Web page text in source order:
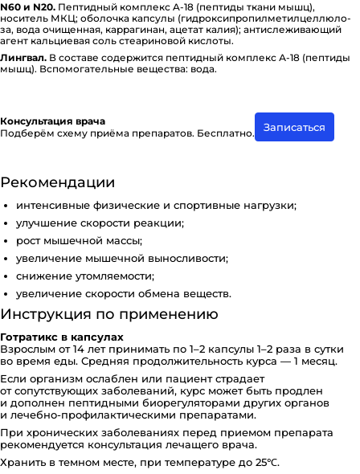
N60 и N20. Пептидный комплекс A-18 (пептиды ткани мышц),
носитель МКЦ; оболочка капсулы (ги­д­ро­к­си­п­ро­пи­л­ме­ти­л­це­л­лю­ло­
за, вода очищенная, ка­р­ра­ги­нан, ацетат калия); ан­ти­с­ле­жи­ва­ю­щий
агент каль­ци­е­вая соль сте­а­ри­но­вой кислоты.
Лингвал. В составе со­де­р­жи­т­ся пептидный комплекс А-18 (пептиды
мышц). Вспо­мо­га­тель­ные вещества: вода.
Консультация врача
Подберём схему приёма препаратов. Бесплатно.
Записаться
Рекомендации
интенсивные физические и спортивные нагрузки;
улучшение скорости реакции;
рост мышечной массы;
увеличение мышечной выносливости;
снижение утомляемости;
увеличение скорости обмена веществ.
Инструкция по применению
Готратикс в капсулах
Взрослым от 14 лет принимать по 1–2 капсулы 1–2 раза в сутки
во время еды. Средняя продолжительность курса — 1 месяц.
Если организм ослаблен или пациент страдает
от сопутствующих заболеваний, курс может быть продлен
и дополнен пептидными биорегуляторами других органов
и лечебно-профилактическими препаратами.
При хронических заболеваниях перед приемом препарата
рекомендуется консультация лечащего врача.
Хранить в темном месте, при температуре до 25℃.